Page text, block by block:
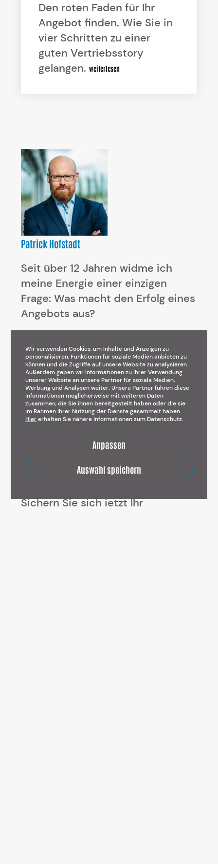
Den roten Faden für Ihr
Angebot finden. Wie Sie in
vier Schritten zu einer
guten Vertriebsstory
gelangen. weiterlesen
Patrick Hofstadt
Seit über 12 Jahren widme ich
meine Energie einer einzigen
Frage: Was macht den Erfolg eines
Angebots aus?
Blog durchsuchen
Suchen
Suchen
Mehr Umsatz, erfolgreiche Projekte und
begeisterte Kunden
Sichern Sie sich jetzt Ihr
Wir verwenden Cookies, um Inhalte und Anzeigen zu
personalisieren, Funktionen für soziale Medien anbieten zu
können und die Zugriffe auf unsere Website zu analysieren.
Außerdem geben wir Informationen zu Ihrer Verwendung
unserer Website an unsere Partner für soziale Medien,
Werbung und Analysen weiter. Unsere Partner führen diese
Informationen möglicherweise mit weiteren Daten
zusammen, die Sie ihnen bereitgestellt haben oder die sie
im Rahmen Ihrer Nutzung der Dienste gesammelt haben.
Hiererhalten Sie nähere Informationen zum Datenschutz.
Anpassen
Auswahl speichern